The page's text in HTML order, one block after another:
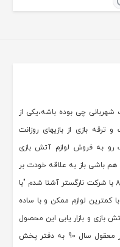
شهربانی چی بوده باشه،یکی از
بازی از بازیهای روزانت
رو به فروش لوازم آتش بازی
باشی باز به علاقه خودت بر
میگردی. من سعید روحانی هستم از سال 88 با شرکت نارگستر آشنا شدم "با
لوازم ممکن و با ساده
و بازار یابی این محصول
کردم.کسب و کار جدید، و به دید همه غیر معقول سال 90 به دفتر پخش